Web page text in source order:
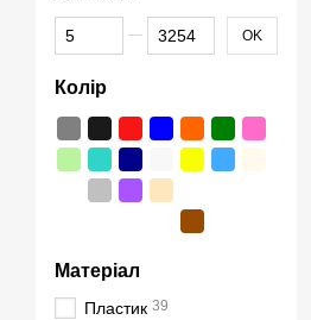
От Цена, грн
До Цена, грн OK
Колір
Матеріал
Пластик 39